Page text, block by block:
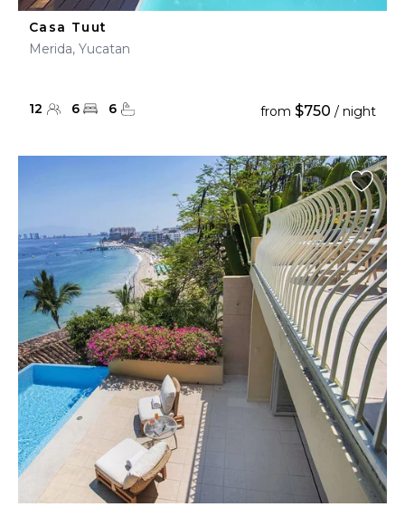
Casa Tuut
Merida, Yucatan
12 6 6 from $750 / night